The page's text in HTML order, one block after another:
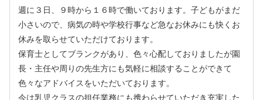
週に３日、９時から１６時で働いております。子どもがまだ
小さいので、病気の時や学校行事など急なお休みにも快くお
休みを取らせていただけております。
保育士としてブランクがあり、色々心配しておりましたが園
長・主任や周りの先生方にも気軽に相談することができて
色々なアドバイスをいただいております。
今は乳児クラスの担任業務にも携わらせていただき充実した